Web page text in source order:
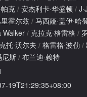
克 / 安杰利卡·华盛顿 /
霍尔兹/ 马西娅·盖伊·哈
Walker/ 克拉克·格雷格 /
托·沃尔夫 / 格雷格·波勒 /
尼斯 / 布兰迪·赖特
19T21:29:35+08:00